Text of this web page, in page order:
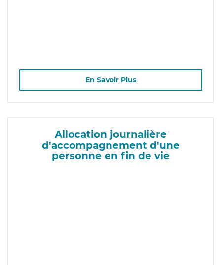
En Savoir Plus
Allocation journalière
d'accompagnement d'une
personne en fin de vie